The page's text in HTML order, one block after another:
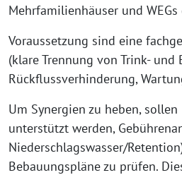
Mehrfamilienhäuser und WEGs
Voraussetzung sind eine
(klare Trennung von Trink- und
Rückflussverhinderung,
Um Synergien zu heben,
unterstützt werden,
Niederschlagswasser/
Bebauungspläne zu prüfen.